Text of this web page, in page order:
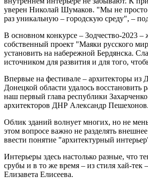
уверен Николай Шумаков. "Мы не просто
раз уникальную – городскую среду", –
В основном конкурсе – Зодчество-2023
собственный проект "Маяки русского
установить на набережной Бердянска.
источником для развития и для того,
Впервые на фестивале – архитекторы из
Донецкой области удалось
наш первый глава республики
архитекторов ДНР Александр Пешехонов.
Облик зданий волнует многих, но не
этом вопросе важно не разделять
ввести понятие "архитектурный
Интерьеры здесь настолько разные, что
срубы и в то же время – из стиля хай-тек
Елизавета Елисеева.